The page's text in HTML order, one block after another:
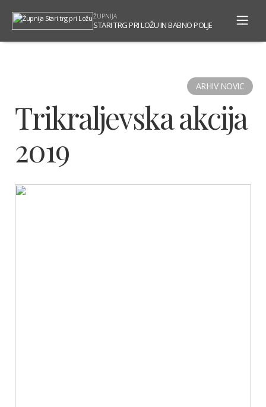
ŽUPNIJA
STARI TRG PRI LOŽU IN BABNO POLJE
ARHIV NOVIC
Trikraljevska akcija
2019